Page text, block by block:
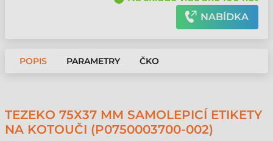
NABÍDKA
POPIS PARAMETRY ČKO
TEZEKO 75X37 MM SAMOLEPICÍ ETIKETY
NA KOTOUČI (P0750003700-002)